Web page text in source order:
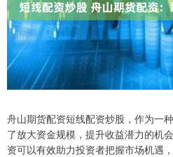
舟山期货配资短线配资炒股，作为一
了放大资金规模，提升收益潜力的机
资可以有效助力投资者把握市场机遇，